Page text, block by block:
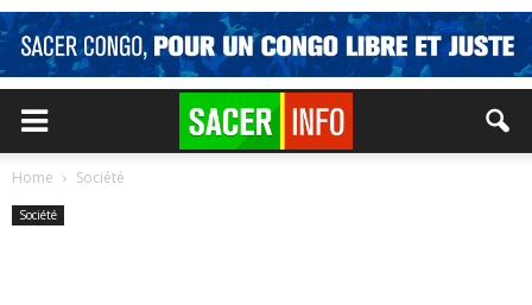
Home Société
Société